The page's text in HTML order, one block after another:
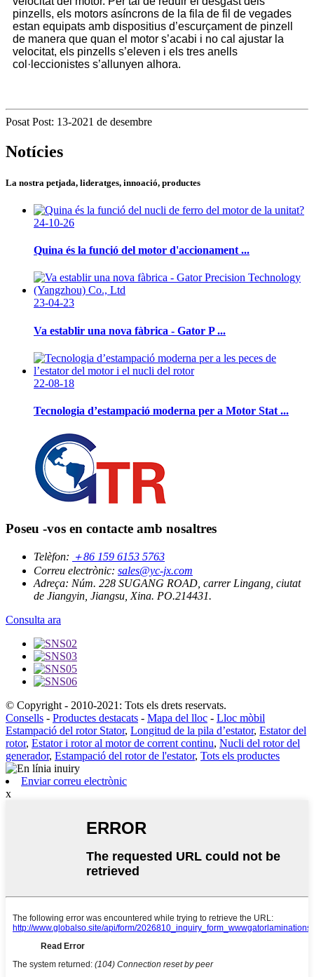
pinzells, els motors asíncrons de la fila de fil de vegades
estan equipats amb dispositius d’escurçament de pinzell
de manera que quan el motor s’acabi i no cal ajustar la
velocitat, els pinzells s’eleven i els tres anells
col·leccionistes s’allunyen alhora.
Posat Post: 13-2021 de desembre
Notícies
La nostra petjada, lideratges, innoació, productes
24-10-26
Quina és la funció del motor d'accionament ...
23-04-23
Va establir una nova fàbrica - Gator P ...
22-08-18
Tecnologia d’estampació moderna per a Motor Stat ...
Poseu -vos en contacte amb nosaltres
Telèfon: ＋86 159 6153 5763
Correu electrònic: sales@yc-jx.com
Adreça: Núm. 228 SUGANG ROAD, carrer Lingang, ciutat
de Jiangyin, Jiangsu, Xina. PO.214431.
Consulta ara
© Copyright - 2010-2021: Tots els drets reservats.
Consells - Productes destacats - Mapa del lloc - Lloc mòbil
Estampació del rotor Stator, Longitud de la pila d’estator, Estator del
rotor, Estator i rotor al motor de corrent continu, Nucli del rotor del
generador, Estampació del rotor de l'estator, Tots els productes
Enviar correu electrònic
x